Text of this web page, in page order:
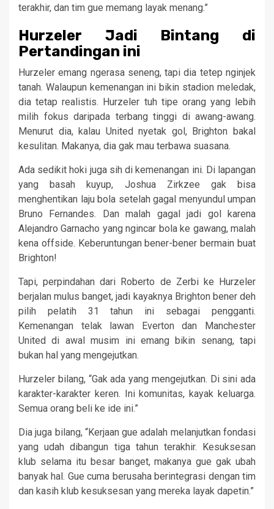
terakhir, dan tim gue memang layak menang.”
Hurzeler Jadi Bintang di
Pertandingan ini
Hurzeler emang ngerasa seneng, tapi dia tetep nginjek
tanah. Walaupun kemenangan ini bikin stadion meledak,
dia tetap realistis. Hurzeler tuh tipe orang yang lebih
milih fokus daripada terbang tinggi di awang-awang.
Menurut dia, kalau United nyetak gol, Brighton bakal
kesulitan. Makanya, dia gak mau terbawa suasana.
Ada sedikit hoki juga sih di kemenangan ini. Di lapangan
yang basah kuyup, Joshua Zirkzee gak bisa
menghentikan laju bola setelah gagal menyundul umpan
Bruno Fernandes. Dan malah gagal jadi gol karena
Alejandro Garnacho yang ngincar bola ke gawang, malah
kena offside. Keberuntungan bener-bener bermain buat
Brighton!
Tapi, perpindahan dari Roberto de Zerbi ke Hurzeler
berjalan mulus banget, jadi kayaknya Brighton bener deh
pilih pelatih 31 tahun ini sebagai pengganti.
Kemenangan telak lawan Everton dan Manchester
United di awal musim ini emang bikin senang, tapi
bukan hal yang mengejutkan.
Hurzeler bilang, “Gak ada yang mengejutkan. Di sini ada
karakter-karakter keren. Ini komunitas, kayak keluarga.
Semua orang beli ke ide ini.”
Dia juga bilang, “Kerjaan gue adalah melanjutkan fondasi
yang udah dibangun tiga tahun terakhir. Kesuksesan
klub selama itu besar banget, makanya gue gak ubah
banyak hal. Gue cuma berusaha berintegrasi dengan tim
dan kasih klub kesuksesan yang mereka layak dapetin.”